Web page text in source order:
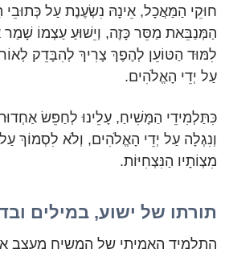
חוּקֵי הַמַּאֲכָל, אֵינָהּ נִשְׂעֶנֶת עַל כְּתוּבֵי
הַמְּנַבֵּאת מַסֵּר כָּזֶה, וְיֵשׁוּעַ עַצְמוֹ שָׁמַר
לִמּוּד הַטּוֹעֵן לְהֶפֶךְ צָרִיךְ לְהִבָּדֵק
עַל יְדֵי הָאֱלֹהִים.
כִּתַּלְמִידֵי הַמָּשִׁיחַ, עָלֵינוּ לְחַפֵּשׂ
וְנִגְלָה עַל יְדֵי הָאֱלֹהִים, וְלֹא לִסְמוֹךְ
מִצְוֹתָיו הַנִּצְחִיּוֹת.
תורתו של ישוע, במילים
התלמיד האמיתי של המשיח מעצב